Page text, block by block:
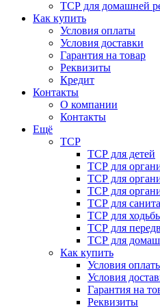
ТСР для домашней
Как купить
Условия оплаты
Условия доставки
Гарантия на товар
Реквизиты
Кредит
Контакты
О компании
Контакты
Ещё
ТСР
ТСР для детей
ТСР для
ТСР для
ТСР для
ТСР для
ТСР для
ТСР для
ТСР для
Как купить
Условия
Условия
Гарантия на
Реквизиты